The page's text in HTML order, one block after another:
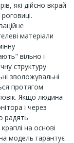
які дійсно вкрай
матеріали
вільно і
структуру
зволожувальні
протягом
Якщо людина
і через
радять
на основі
модель гарантує